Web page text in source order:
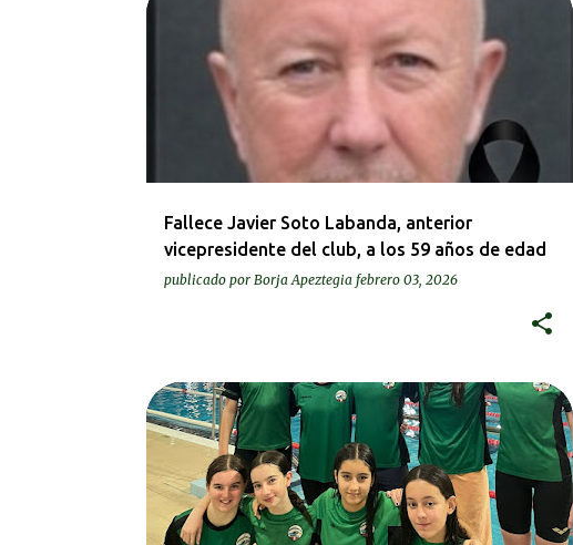
Fallece Javier Soto Labanda, anterior
vicepresidente del club, a los 59 años de edad
publicado por Borja Apeztegia febrero 03, 2026
KRONIKAK-CRÓNICAS